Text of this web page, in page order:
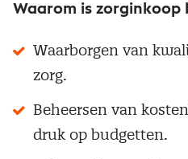
Waarom is zorginkoop
Waarborgen van
zorg.
Beheersen van
druk op budgetten.